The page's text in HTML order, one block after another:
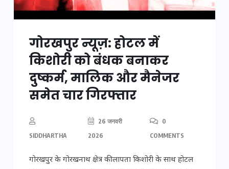
गोरखपुर न्यूज़: होटल में
किशोरी को बंधक बनाकर
दुष्कर्म, मालिक और मैनेजर
समेत चार गिरफ्तार
SIDDHARTHA
26 जनवरी
2026
0
COMMENTS
गोरखपुर के गोरखनाथ क्षेत्र की लापता किशोरी के साथ होटल